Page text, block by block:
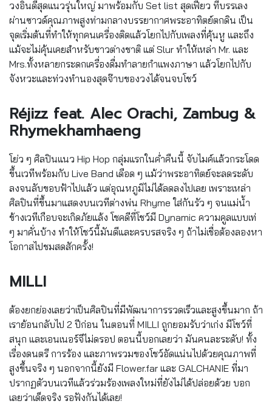
วงอินดี้สุดแนวรุ่นใหญ่ มาพร้อมกับ Set list สุดเฟี้ยว ที่บรรเลง
ผ่านซาวด์คุณภาพสูงท่ามกลางบรรยากาศพระอาทิตย์ตกดิน เป็น
จุดเริ่มต้นที่ทำให้ทุกคนเครื่องติดแล้วโยกไปกับเพลงที่คุ้นหู และถึง
แม้จะไม่คุ้นเคยสำหรับชาวต่างชาติ แต่ Slur ทำให้เหล่า Mr. และ
Mrs.ทั้งหลายกระดกเครื่องดื่มทำลายกำแพงภาษา แล้วโยกไปกับ
จังหวะและท่วงทำนองสุดจ๊าบของวงได้จนจบโชว์
Réjizz feat. Alec Orachi, Zambug &
Rhymekhamhaeng
โย่ว ๆ ศิลปินแนว Hip Hop กลุ่มแรกในค่ำคืนนี้ จับไมค์แล้วกระโดด
ขึ้นเวทีพร้อมกับ Live Band เดือด ๆ แม้ว่าพระอาทิตย์จะลดระดับ
ลงจนลับขอบฟ้าไปแล้ว แต่อุณหภูมิไม่ได้ลดลงไปเลย เพราะเหล่า
ศิลปินที่ขึ้นมาแสดงบนเวทีต่างพ่น Rhyme ใส่กันรัว ๆ จนแม่น้ำ
ข้างเวทีเกือบจะเกิดภัยแล้ง โชคดีที่โชว์มี Dynamic ความคูลแบบเท่
ๆ มาคั่นบ้าง ทำให้โชว์นี้มันดีและครบรสจริง ๆ ถ้าไม่เชื่อต้องลองหา
โอกาสไปชมสดสักครั้ง!
MILLI
ต้องยกย่องเลยว่าเป็นศิลปินที่มีพัฒนาการรวดเร็วและสูงขึ้นมาก ถ้า
เราย้อนกลับไป 2 ปีก่อน ในตอนที่ MILLI ถูกยอมรับว่าเก่ง มีโชว์ที่
สนุก และเอนเนอร์จีไม่ดรอป ตอนนี้บอกเลยว่า มันคนละระดับ! ทั้ง
เรื่องดนตรี การร้อง และภาพรวมของโชว์อัดแน่นไปด้วยคุณภาพที่
สูงขึ้นจริง ๆ นอกจากนี้ยังมี Flower.far และ GALCHANIE ที่มา
ปรากฏตัวบนเวทีแล้วร่วมร้องเพลงใหม่ที่ยังไม่ได้ปล่อยด้วย บอก
เลยว่าเด็ดจริง รอฟังกันได้เลย!